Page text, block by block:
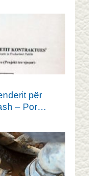
për
– Por…